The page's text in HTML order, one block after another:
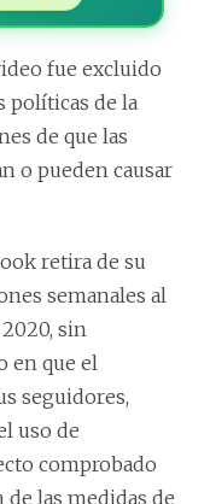
fue excluido
políticas de la
de que las
o pueden causar
retira de su
semanales al
sin
en que el
seguidores,
uso de
comprobado
las medidas de